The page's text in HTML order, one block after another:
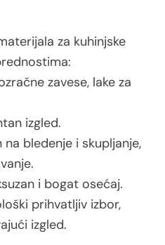
za kuhinjske
zavese, lake za
izgled.
bledenje i skupljanje,
i bogat osećaj.
prihvatljiv izbor,
izgled.